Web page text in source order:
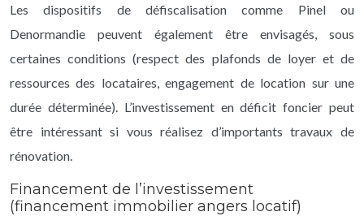
Les dispositifs de défiscalisation comme Pinel ou
Denormandie peuvent également être envisagés, sous
certaines conditions (respect des plafonds de loyer et de
ressources des locataires, engagement de location sur une
durée déterminée). L’investissement en déficit foncier peut
être intéressant si vous réalisez d’importants travaux de
rénovation.
Financement de l’investissement
(financement immobilier angers locatif)